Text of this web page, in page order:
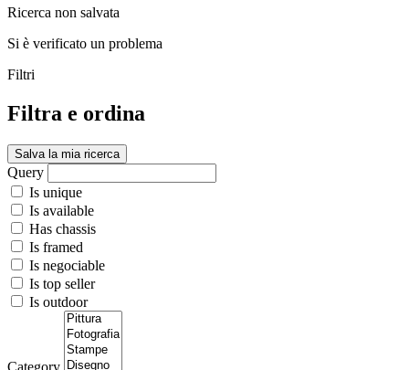
Ricerca non salvata
Si è verificato un problema
Filtri
Filtra e ordina
Salva la mia ricerca
Query
Is unique
Is available
Has chassis
Is framed
Is negociable
Is top seller
Is outdoor